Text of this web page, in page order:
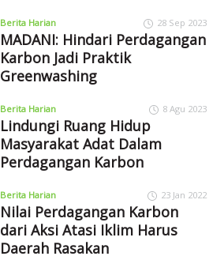
Berita Harian 28 Sep 2023
MADANI: Hindari Perdagangan
Karbon Jadi Praktik
Greenwashing
Berita Harian 8 Agu 2023
Lindungi Ruang Hidup
Masyarakat Adat Dalam
Perdagangan Karbon
Berita Harian 23 Jan 2022
Nilai Perdagangan Karbon
dari Aksi Atasi Iklim Harus
Daerah Rasakan